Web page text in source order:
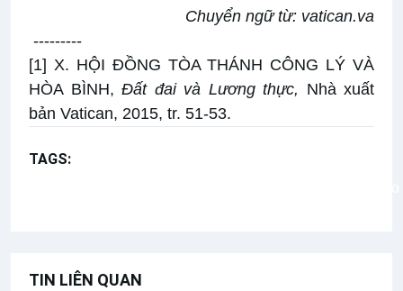
Chuyển ngữ từ: vatican.va
---------
[1] X. HỘI ĐỒNG TÒA THÁNH CÔNG LÝ VÀ
HÒA BÌNH, Đất đai và Lương thực, Nhà xuất
bản Vatican, 2015, tr. 51-53.
TAGS:
TIN LIÊN QUAN